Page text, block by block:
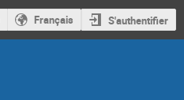
Français S'authentifier